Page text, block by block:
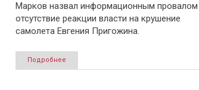
Марков назвал информационным провалом
отсутствие реакции власти на крушение
самолета Евгения Пригожина.
Подробнее